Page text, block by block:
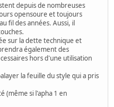
depuis de nombreuses
opensoure et toujours
fil des années. Aussi, il
sur la dette technique et
également des
hors d'une utilisation
la feuille du style qui a pris
(même si l'apha 1 en